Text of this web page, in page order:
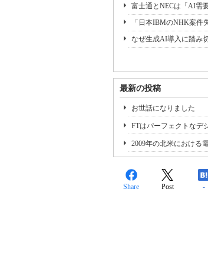
富士通とNECは「AI需
「日本IBMのNHK案
なぜ生成AI導入に踏み
最新の投稿
お世話になりました
FTはパーフェクトな
2009年の北米における
Share Post -